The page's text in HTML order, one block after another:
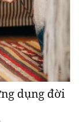
dụng đời